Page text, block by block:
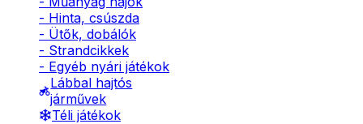
- Hinta, csúszda
- Ütők, dobálók
- Strandcikkek
- Egyéb nyári játékok
Lábbal hajtós
járművek
Téli játékok